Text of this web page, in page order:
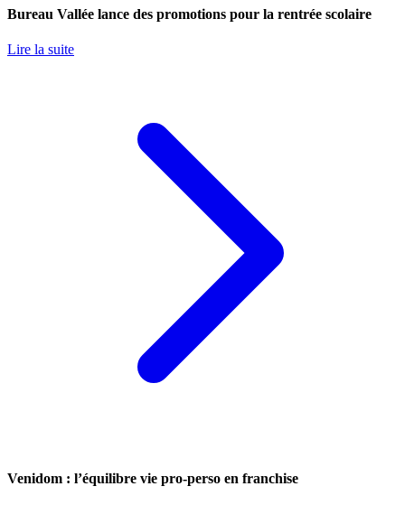
Bureau Vallée lance des promotions pour la rentrée scolaire
Lire la suite
Venidom : l’équilibre vie pro-perso en franchise